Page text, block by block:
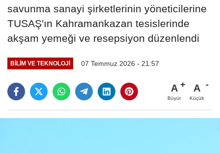
savunma sanayi şirketlerinin yöneticilerine
TUSAŞ'ın Kahramankazan tesislerinde
akşam yemeği ve resepsiyon düzenlendi
BILIM VE TEKNOLOJI 07 Temmuz 2026 - 21:57
A
Büyüt
A
Küçült